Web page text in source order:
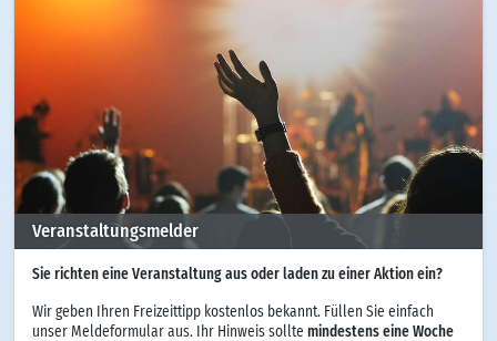
Veranstaltungsmelder
Sie richten eine Veranstaltung aus oder laden zu einer Aktion ein?
Wir geben Ihren Freizeittipp kostenlos bekannt. Füllen Sie einfach
unser Meldeformular aus. Ihr Hinweis sollte mindestens eine Woche